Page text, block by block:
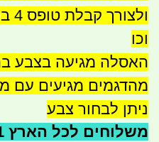
וכו
האסלה מגיעה בצבע
מהדגמים מגיעים עם
ניתן לבחור צבע
משלוחים לכל הארץ 41 שח